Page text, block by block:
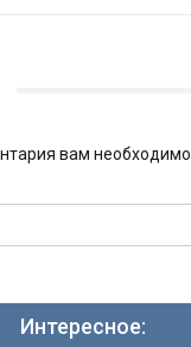
вам необходимо
Интересное: